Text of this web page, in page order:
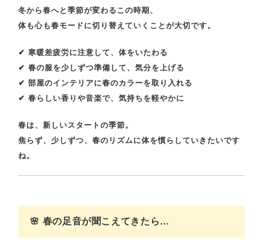
冬から春へと季節が変わるこの時期、
体も心も春モードに切り替えていくことが大切です。
✔寒暖差疲労に注意して、体をいたわる
✔春の服を少しずつ準備して、気分を上げる
✔部屋のインテリアに春のカラーを取り入れる
✔春らしい香りや音楽で、気持ちを軽やかに
春は、新しいスタートの季節。
焦らず、少しずつ、春のリズムに体を慣らしていきたいです
ね。
🌸 春の足音が聞こえてきたら…